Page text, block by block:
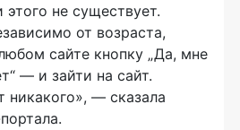
не существует.
от возраста,
сайте кнопку „Да, мне
— и зайти на сайт.
никакого», — сказала